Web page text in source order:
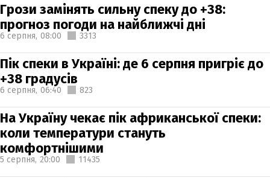
Грози замінять сильну спеку до +38:
прогноз погоди на найближчі дні
6 серпня, 08:00 3313
Пік спеки в Україні: де 6 серпня пригріє до
+38 градусів
6 серпня, 06:40 823
На Україну чекає пік африканської спеки:
коли температури стануть
комфортнішими
5 серпня, 20:00 11435